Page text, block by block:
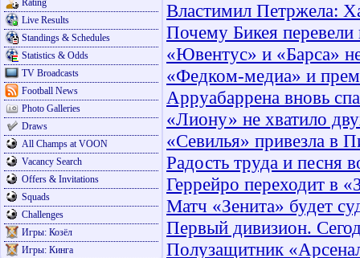
Rating
Live Results
Standings & Schedules
Statistics & Odds
TV Broadcasts
Football News
Photo Galleries
Draws
All Champs at VOON
Vacancy Search
Offers & Invitations
Squads
Challenges
Игры: Козёл
Игры: Кинга
Властимил Петржела:
Почему Бикея перевели
«Ювентус» и «Барса»
«Федком-медиа» и
Арруабаррена вновь
«Лиону» не хватило
«Севилья» привезла в
Радость труда и песня
Геррейро переходит в
Матч «Зенита» будет
Первый дивизион.
Полузащитник